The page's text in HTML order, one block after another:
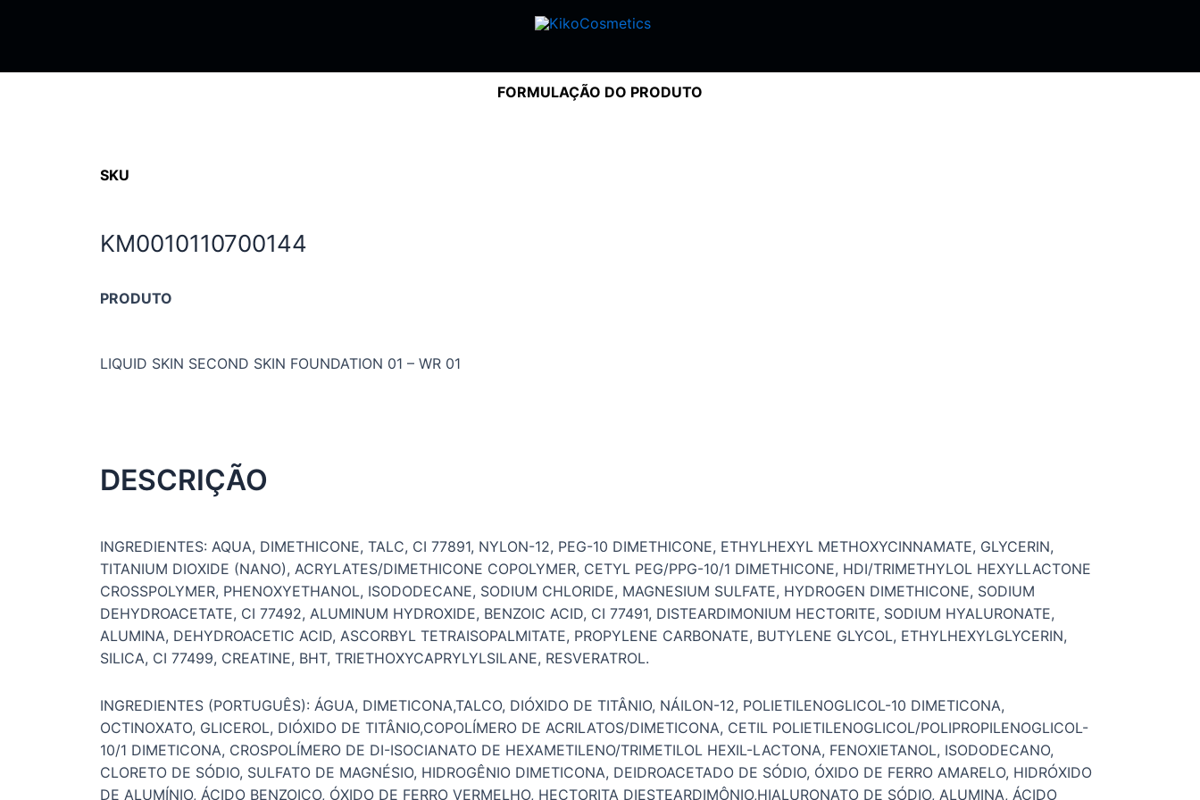
FORMULAÇÃO DO PRODUTO
SKU
KM0010110700144
PRODUTO
LIQUID SKIN SECOND SKIN FOUNDATION 01 – WR 01
DESCRIÇÃO
INGREDIENTES: AQUA, DIMETHICONE, TALC, CI 77891, NYLON-12, PEG-10 DIMETHICONE, ETHYLHEXYL METHOXYCINNAMATE, GLYCERIN,
TITANIUM DIOXIDE (NANO), ACRYLATES/DIMETHICONE COPOLYMER, CETYL PEG/PPG-10/1 DIMETHICONE, HDI/TRIMETHYLOL HEXYLLACTONE
CROSSPOLYMER, PHENOXYETHANOL, ISODODECANE, SODIUM CHLORIDE, MAGNESIUM SULFATE, HYDROGEN DIMETHICONE, SODIUM
DEHYDROACETATE, CI 77492, ALUMINUM HYDROXIDE, BENZOIC ACID, CI 77491, DISTEARDIMONIUM HECTORITE, SODIUM HYALURONATE,
ALUMINA, DEHYDROACETIC ACID, ASCORBYL TETRAISOPALMITATE, PROPYLENE CARBONATE, BUTYLENE GLYCOL, ETHYLHEXYLGLYCERIN,
SILICA, CI 77499, CREATINE, BHT, TRIETHOXYCAPRYLYLSILANE, RESVERATROL.
INGREDIENTES (PORTUGUÊS): ÁGUA, DIMETICONA,TALCO, DIÓXIDO DE TITÂNIO, NÁILON-12, POLIETILENOGLICOL-10 DIMETICONA,
OCTINOXATO, GLICEROL, DIÓXIDO DE TITÂNIO,COPOLÍMERO DE ACRILATOS/DIMETICONA, CETIL POLIETILENOGLICOL/POLIPROPILENOGLICOL-
10/1 DIMETICONA, CROSPOLÍMERO DE DI-ISOCIANATO DE HEXAMETILENO/TRIMETILOL HEXIL-LACTONA, FENOXIETANOL, ISODODECANO,
CLORETO DE SÓDIO, SULFATO DE MAGNÉSIO, HIDROGÊNIO DIMETICONA, DEIDROACETADO DE SÓDIO, ÓXIDO DE FERRO AMARELO, HIDRÓXIDO
DE ALUMÍNIO, ÁCIDO BENZOICO, ÓXIDO DE FERRO VERMELHO, HECTORITA DIESTEARDIMÔNIO,HIALURONATO DE SÓDIO, ALUMINA, ÁCIDO